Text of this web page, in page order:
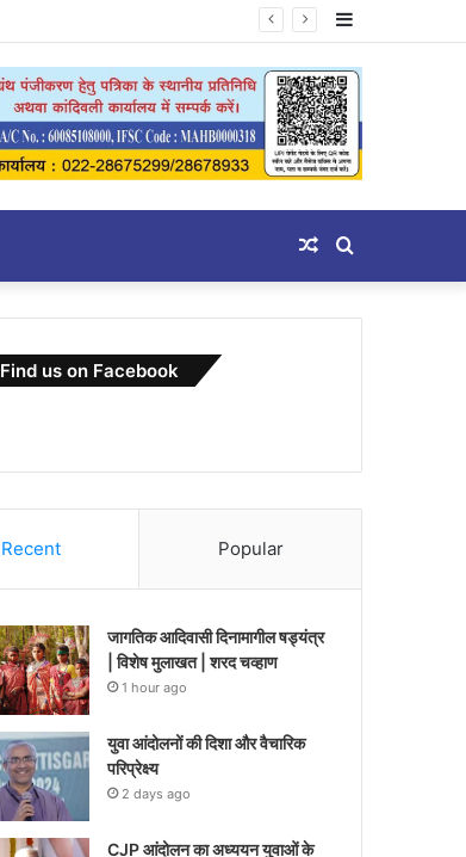
Sidebar
Search
for
Random
Article
Find us on Facebook
Recent Popular
जागतिक आदिवासी दिनामागील षड्यंत्र
| विशेष मुलाखत | शरद चव्हाण
1 hour ago
युवा आंदोलनों की दिशा और वैचारिक
परिप्रेक्ष्य
2 days ago
CJP आंदोलन का अध्ययन युवाओं के